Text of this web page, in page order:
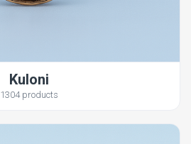
Kuloni
1304 products